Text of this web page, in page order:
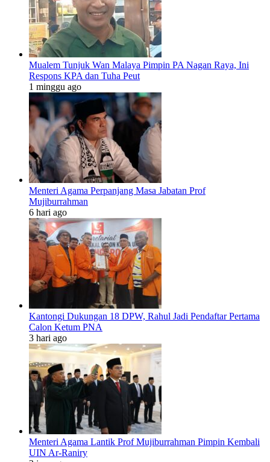
Mualem Tunjuk Wan Malaya Pimpin PA Nagan Raya, Ini
Respons KPA dan Tuha Peut
1 minggu ago
Menteri Agama Perpanjang Masa Jabatan Prof
Mujiburrahman
6 hari ago
Kantongi Dukungan 18 DPW, Rahul Jadi Pendaftar Pertama
Calon Ketum PNA
3 hari ago
Menteri Agama Lantik Prof Mujiburrahman Pimpin Kembali
UIN Ar-Raniry